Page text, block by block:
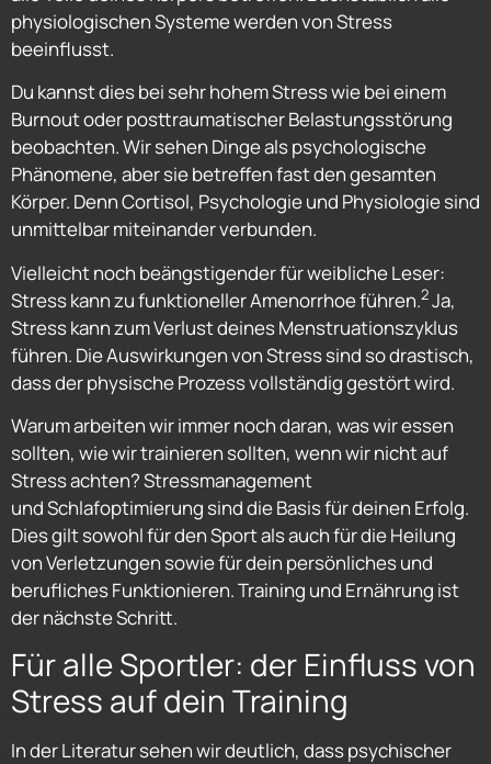
physiologischen Systeme werden von Stress
beeinflusst.
Du kannst dies bei sehr hohem Stress wie bei einem
Burnout oder posttraumatischer Belastungsstörung
beobachten. Wir sehen Dinge als psychologische
Phänomene, aber sie betreffen fast den gesamten
Körper. Denn Cortisol, Psychologie und Physiologie sind
unmittelbar miteinander verbunden.
Vielleicht noch beängstigender für weibliche Leser:
Stress kann zu funktioneller Amenorrhoe führen.2Ja,
Stress kann zum Verlust deines Menstruationszyklus
führen. Die Auswirkungen von Stress sind so drastisch,
dass der physische Prozess vollständig gestört wird.
Warum arbeiten wir immer noch daran, was wir essen
sollten, wie wir trainieren sollten, wenn wir nicht auf
Stress achten? Stressmanagement
und Schlafoptimierung sind die Basis für deinen Erfolg.
Dies gilt sowohl für den Sport als auch für die Heilung
von Verletzungen sowie für dein persönliches und
berufliches Funktionieren. Training und Ernährung ist
der nächste Schritt.
Für alle Sportler: der Einfluss von
Stress auf dein Training
In der Literatur sehen wir deutlich, dass psychischer